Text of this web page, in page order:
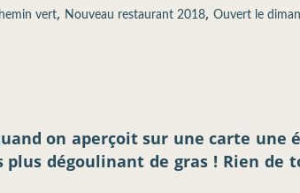
vert, Nouveau restaurant 2018, Ouvert le
on aperçoit sur une carte une
dégoulinant de gras ! Rien de